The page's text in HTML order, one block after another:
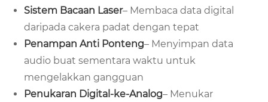
Sistem Bacaan Laser– Membaca data digital
daripada cakera padat dengan tepat
Penampan Anti Ponteng– Menyimpan data
audio buat sementara waktu untuk
mengelakkan gangguan
Penukaran Digital-ke-Analog– Menukar